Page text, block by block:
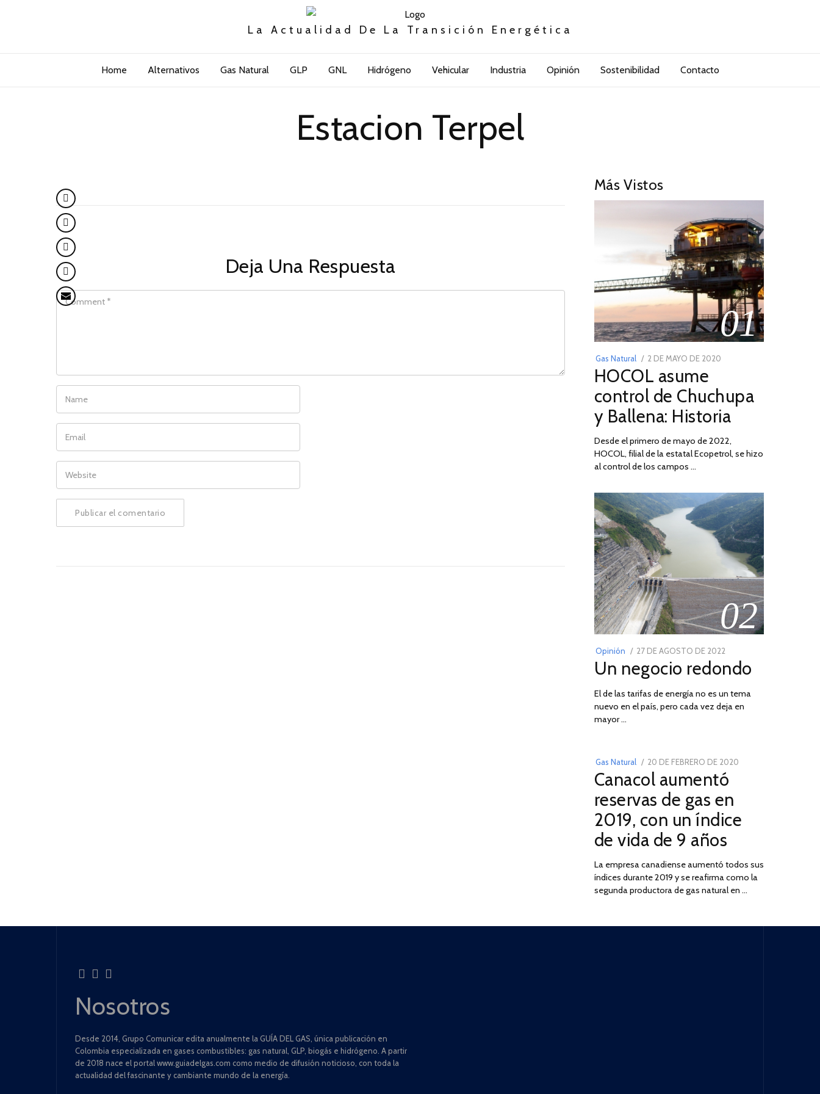
La Actualidad De La Transición Energética
Home Alternativos Gas Natural GLP GNL Hidrógeno Vehicular Industria Opinión Sostenibilidad Contacto
Estacion Terpel
Deja Una Respuesta
COMMENT
NAME
EMAIL
WEBSITE
Más Vistos
01
Gas Natural
POSTED
ON
2 DE MAYO DE 2020
DE
2026
HOCOL asume
control de Chuchupa
y Ballena: Historia
Desde el primero de mayo de 2022,
HOCOL, filial de la estatal Ecopetrol, se hizo
al control de los campos …
02
Opinión
POSTED
ON
27 DE AGOSTO DE 202230
DE
DE
2022
Un negocio redondo
El de las tarifas de energía no es un tema
nuevo en el país, pero cada vez deja en
mayor …
03
Gas Natural
POSTED
ON
20 DE FEBRERO DE 2020
2025
Canacol aumentó
reservas de gas en
2019, con un índice
de vida de 9 años
La empresa canadiense aumentó todos sus
índices durante 2019 y se reafirma como la
segunda productora de gas natural en …
Nosotros
Desde 2014, Grupo Comunicar edita anualmente la GUÍA DEL GAS, única publicación en
Colombia especializada en gases combustibles: gas natural, GLP, biogás e hidrógeno. A partir
de 2018 nace el portal www.guiadelgas.com como medio de difusión noticioso, con toda la
actualidad del fascinante y cambiante mundo de la energía.